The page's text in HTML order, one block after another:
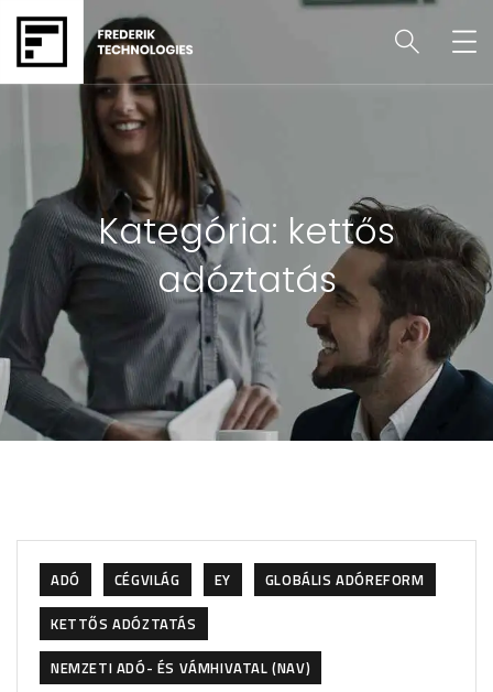
Kategória: kettős
adóztatás
ADÓ CÉGVILÁG EY
GLOBÁLIS ADÓREFORM
KETTŐS ADÓZTATÁS
NEMZETI ADÓ- ÉS VÁMHIVATAL (NAV)